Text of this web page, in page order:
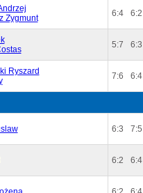
Zygmunt
6:4 6:2
5:7 6:3
Ryszard
7:6 6:4
6:3 7:5
6:2 6:4